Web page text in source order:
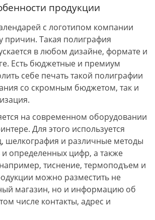
продукции
с логотипом компании
причин. Такая полиграфия
в любом дизайне, формате и
Есть бюджетные и премиум
себе печать такой полиграфии
со скромным бюджетом, так и
на современном оборудовании
Для этого используется
шелкография и различные методы
определенных цифр, а также
тиснение, термоподъем и
можно разместить не
магазин, но и информацию об
числе контакты, адрес и